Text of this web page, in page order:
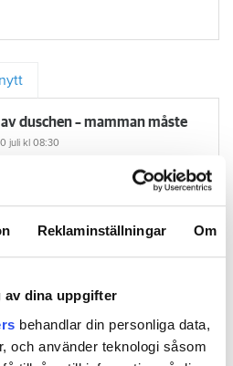
Reklaminställningar Om
av dina uppgifter
behandlar din personliga data,
och använder teknologi såsom
duschen – mamman måste
juli kl 08:30
i duschen – vräks efter 30
av bilköer
24 juli
sin lägenhet